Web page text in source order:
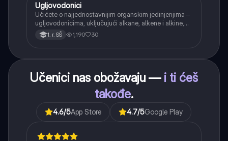
Hemija
Ugljovodonici
Učićete o najjednostavnijim organskim jedinjenjima –
ugljovodonicima, uključujući alkane, alkene i alkine,
njihove opšte formule i osnovnu nomenklaturu.
1. r. SŠ 1,190 30
Učenici nas obožavaju — i ti ćeš
takođe.
4.6/5App Store 4.7/5Google Play